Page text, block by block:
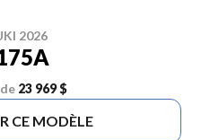
2026
23 969 $
CE MODÈLE